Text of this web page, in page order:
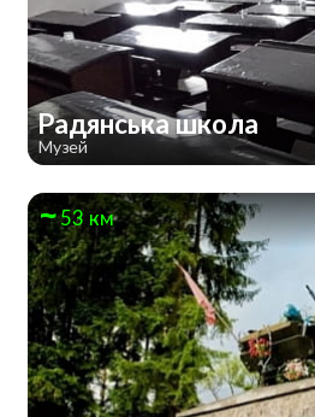
Радянська школа
Музей
53 км